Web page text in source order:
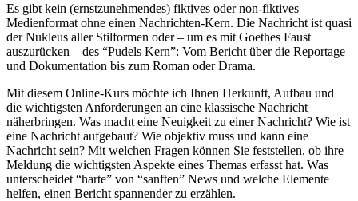
Es gibt kein (ernstzunehmendes) fiktives oder non-fiktives
Medienformat ohne einen Nachrichten-Kern. Die Nachricht ist quasi
der Nukleus aller Stilformen oder – um es mit Goethes Faust
auszurücken – des “Pudels Kern”: Vom Bericht über die Reportage
und Dokumentation bis zum Roman oder Drama.
Mit diesem Online-Kurs möchte ich Ihnen Herkunft, Aufbau und
die wichtigsten Anforderungen an eine klassische Nachricht
näherbringen. Was macht eine Neuigkeit zu einer Nachricht? Wie ist
eine Nachricht aufgebaut? Wie objektiv muss und kann eine
Nachricht sein? Mit welchen Fragen können Sie feststellen, ob ihre
Meldung die wichtigsten Aspekte eines Themas erfasst hat. Was
unterscheidet “harte” von “sanften” News und welche Elemente
helfen, einen Bericht spannender zu erzählen.